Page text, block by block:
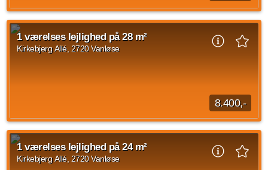
Velkommen til Kirkebjerg Allé – en lys og moderne 1-værelses
bolig med en god og funktionel planløsning. Boligen er
indrettet med et åbent opholdsrum...
Kilde: Lejebolig Mægleren
1 værelses lejlighed på 28 m²
Kirkebjerg Allé, 2720 Vanløse
8.400,-
Velkommen til Kirkebjerg Allé – en lys og moderne 1-værelses
bolig med en god og funktionel planløsning. Boligen er
indrettet med et åbent opholdsrum...
Kilde: Lejebolig Mægleren
1 værelses lejlighed på 24 m²
Kirkebjerg Allé, 2720 Vanløse